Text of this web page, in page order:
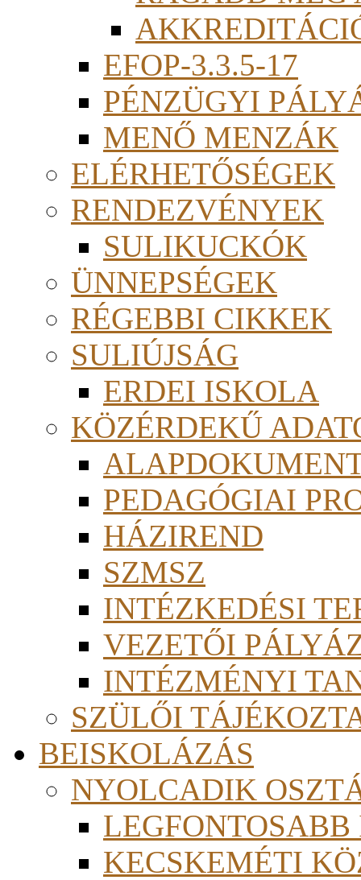
EFOP-3.3.5-17
PÉNZÜGYI
MENŐ MENZÁK
ELÉRHETŐSÉGEK
RENDEZVÉNYEK
SULIKUCKÓK
ÜNNEPSÉGEK
RÉGEBBI CIKKEK
SULIÚJSÁG
ERDEI ISKOLA
KÖZÉRDEKŰ
PEDAGÓGIAI
HÁZIREND
SZMSZ
INTÉZKEDÉSI
VEZETŐI
INTÉZMÉNYI
SZÜLŐI
BEISKOLÁZÁS
NYOLCADIK
KECSKEMÉTI